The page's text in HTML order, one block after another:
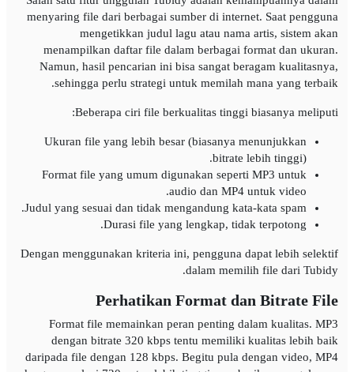
menyaring file dari berbagai sumber di internet. Saat pengguna
mengetikkan judul lagu atau nama artis, sistem akan
menampilkan daftar file dalam berbagai format dan ukuran.
Namun, hasil pencarian ini bisa sangat beragam kualitasnya,
sehingga perlu strategi untuk memilah mana yang terbaik.
Beberapa ciri file berkualitas tinggi biasanya meliputi:
Ukuran file yang lebih besar (biasanya menunjukkan
bitrate lebih tinggi).
Format file yang umum digunakan seperti MP3 untuk
audio dan MP4 untuk video.
Judul yang sesuai dan tidak mengandung kata-kata spam.
Durasi file yang lengkap, tidak terpotong.
Dengan menggunakan kriteria ini, pengguna dapat lebih selektif
dalam memilih file dari Tubidy.
Perhatikan Format dan Bitrate File
Format file memainkan peran penting dalam kualitas. MP3
dengan bitrate 320 kbps tentu memiliki kualitas lebih baik
daripada file dengan 128 kbps. Begitu pula dengan video, MP4